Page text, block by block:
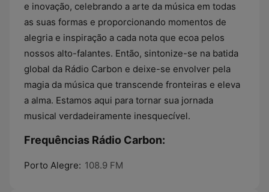
e inovação, celebrando a arte da música em todas
as suas formas e proporcionando momentos de
alegria e inspiração a cada nota que ecoa pelos
nossos alto-falantes. Então, sintonize-se na batida
global da Rádio Carbon e deixe-se envolver pela
magia da música que transcende fronteiras e eleva
a alma. Estamos aqui para tornar sua jornada
musical verdadeiramente inesquecível.
Frequências Rádio Carbon:
Porto Alegre: 108.9 FM